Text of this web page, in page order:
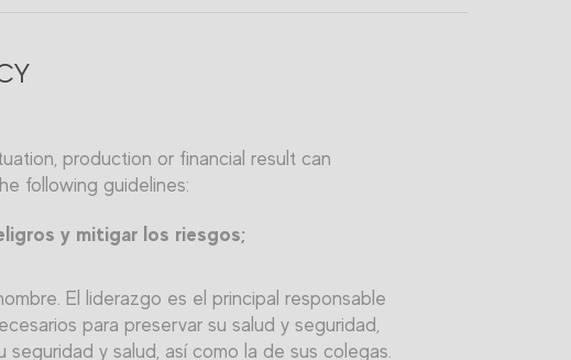
production or financial result can
following guidelines:
y mitigar los riesgos;
El liderazgo es el principal responsable
para preservar su salud y seguridad,
y salud, así como la de sus colegas.